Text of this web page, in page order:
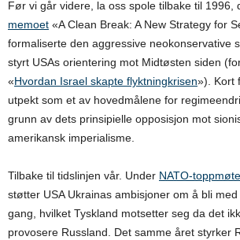
Før vi går videre, la oss spole tilbake til 1996,
memoet «A Clean Break: A New Strategy for
formaliserte den aggressive neokonservative
styrt USAs orientering mot Midtøsten siden
«Hvordan Israel skapte flyktningkrisen»). Kort
utpekt som et av hovedmålene for
grunn av dets prinsipielle opposisjon mot
amerikansk imperialisme.
Tilbake til tidslinjen vår. Under NATO-
støtter USA Ukrainas ambisjoner om å bli
gang, hvilket Tyskland motsetter seg da det
provosere Russland. Det samme året styrker